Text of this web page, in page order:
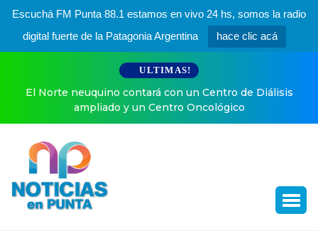
Escuchá FM Punta 88.1 estamos en vivo 24 hs, somos la radio
digital fuerte de la Patagonia Argentina
hace clic acá
ULTIMAS!
Ángel de Brito confirmó el final de LAM: ¿tiene
último programa?